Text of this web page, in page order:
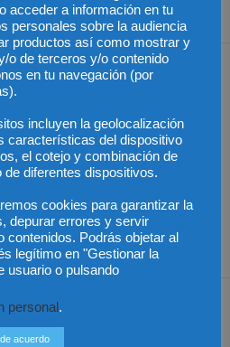
Más del autor
– Abelardo de
asumirá en
en Cali
Colombia – Judicatura y
acceso al título de
abogado
acceder a información en tu
personales sobre la audiencia
productos así como mostrar y
o de terceros y/o contenido
en tu navegación (por
incluyen la geolocalización
características del dispositivo
el cotejo y combinación de
diferentes dispositivos.
cookies para garantizar la
depurar errores y servir
contenidos. Podrás objetar al
legítimo en "Gestionar la
usuario o pulsando
personal .
acuerdo